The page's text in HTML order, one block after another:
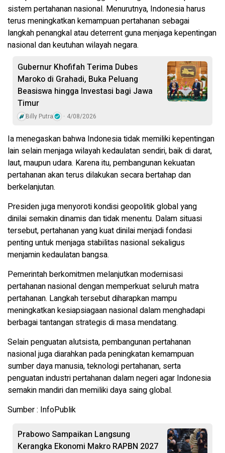
sistem pertahanan nasional. Menurutnya, Indonesia harus
terus meningkatkan kemampuan pertahanan sebagai
langkah penangkal atau deterrent guna menjaga kepentingan
nasional dan keutuhan wilayah negara.
Gubernur Khofifah Terima Dubes
Maroko di Grahadi, Buka Peluang
Beasiswa hingga Investasi bagi Jawa
Timur
Billy Putra 4/08/2026
Ia menegaskan bahwa Indonesia tidak memiliki kepentingan
lain selain menjaga wilayah kedaulatan sendiri, baik di darat,
laut, maupun udara. Karena itu, pembangunan kekuatan
pertahanan akan terus dilakukan secara bertahap dan
berkelanjutan.
Presiden juga menyoroti kondisi geopolitik global yang
dinilai semakin dinamis dan tidak menentu. Dalam situasi
tersebut, pertahanan yang kuat dinilai menjadi fondasi
penting untuk menjaga stabilitas nasional sekaligus
menjamin kedaulatan bangsa.
Pemerintah berkomitmen melanjutkan modernisasi
pertahanan nasional dengan memperkuat seluruh matra
pertahanan. Langkah tersebut diharapkan mampu
meningkatkan kesiapsiagaan nasional dalam menghadapi
berbagai tantangan strategis di masa mendatang.
Selain penguatan alutsista, pembangunan pertahanan
nasional juga diarahkan pada peningkatan kemampuan
sumber daya manusia, teknologi pertahanan, serta
penguatan industri pertahanan dalam negeri agar Indonesia
semakin mandiri dan memiliki daya saing global.
Sumber : InfoPublik
Prabowo Sampaikan Langsung
Kerangka Ekonomi Makro RAPBN 2027